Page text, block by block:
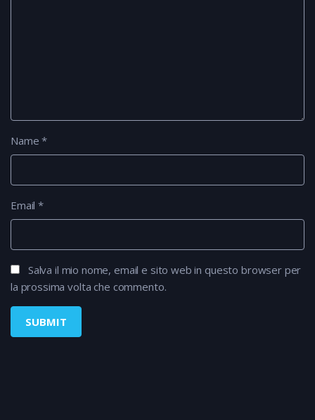
Name*
Email*
Salva il mio nome, email e sito web in questo browser per
la prossima volta che commento.